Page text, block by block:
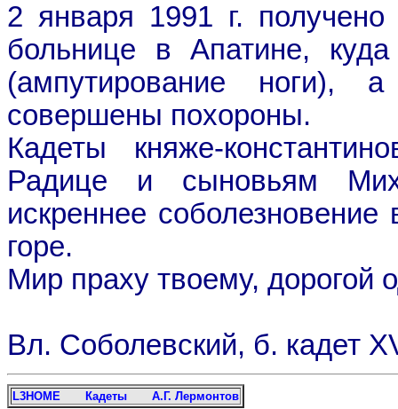
2 января 1991 г.
больнице в Апатине,
(ампутирование ноги),
совершены похороны.
Кадеты княже-
Радице и сыновьям
искреннее
горе.
Мир праху твоему, дорогой
Вл. Соболевский, б. кадет
L3HOME Кадеты А.Г. Лермонтов